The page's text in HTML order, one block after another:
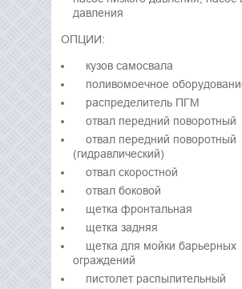
давления
ОПЦИИ:
кузов самосвала
поливомоечное
распределитель ПГМ
отвал передний поворотный
отвал передний поворотный
(гидравлический)
отвал скоростной
отвал боковой
щетка фронтальная
щетка задняя
щетка для мойки барьерных
ограждений
пистолет распылительный